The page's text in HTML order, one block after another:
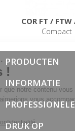
COR FT / FTW
Compact
PRODUCTEN
INFORMATIE
DRUK OP